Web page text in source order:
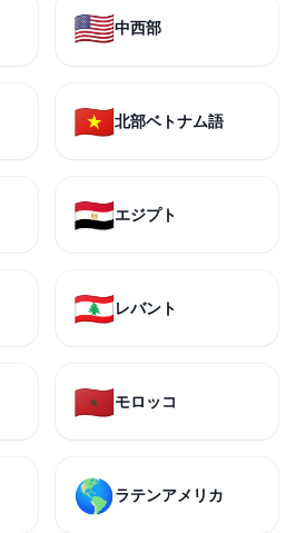
🇺🇸中西部
🇻🇳北部ベトナム語
🇪🇬エジプト
🇱🇧レバント
🇲🇦モロッコ
🌎ラテンアメリカ